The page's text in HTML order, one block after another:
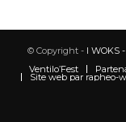
© Copyright - I WOKS
Ventilo’Fest
Site web par rapheo-